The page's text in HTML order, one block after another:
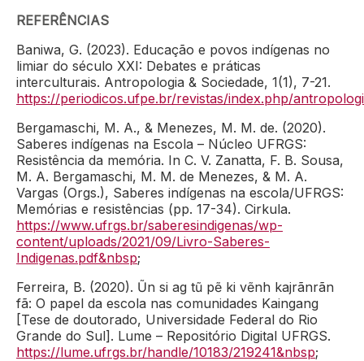
REFERÊNCIAS
Baniwa, G. (2023). Educação e povos indígenas no
limiar do século XXI: Debates e práticas
interculturais. Antropologia & Sociedade, 1(1), 7-21.
https://periodicos.ufpe.br/revistas/index.php/
Bergamaschi, M. A., & Menezes, M. M. de. (2020).
Saberes indígenas na Escola – Núcleo UFRGS:
Resistência da memória. In C. V. Zanatta, F. B. Sousa,
M. A. Bergamaschi, M. M. de Menezes, & M. A.
Vargas (Orgs.), Saberes indígenas na escola/UFRGS:
Memórias e resistências (pp. 17-34). Cirkula.
https://www.ufrgs.br/saberesindigenas/wp-
content/uploads/2021/09/Livro-Saberes-
Indigenas.pdf&nbsp;
Ferreira, B. (2020). Ũn si ag tũ pẽ ki vẽnh kajrãnrãn
fã: O papel da escola nas comunidades Kaingang
[Tese de doutorado, Universidade Federal do Rio
Grande do Sul]. Lume – Repositório Digital UFRGS.
https://lume.ufrgs.br/handle/10183/219241&nbsp;